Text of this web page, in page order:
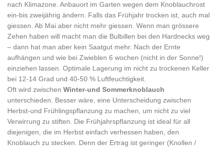
nach Klimazone. Anbauort im Garten wegen dem Knoblauchrost
ein-bis zweijährig ändern. Falls das Frühjahr trocken ist, auch mal
giessen. Ab Mai aber nicht mehr giessen. Wenn man grössere
Zehen haben will macht man die Bulbillen bei den Hardnecks weg
– dann hat man aber kein Saatgut mehr. Nach der Ernte
aufhängen und wie bei Zwieblen 6 wochen (nicht in der Sonne!)
einziehen lassen. Optimale Lagerung im nicht zu trockenen Keller
bei 12-14 Grad und 40-50 % Luftfeuchtigkeit.
Oft wird zwischen Winter-und Sommerknoblauch
unterschieden. Besser wäre, eine Unterscheidung zwischen
Herbst-und Frühlingspflanzung zu machen, um nicht zu viel
Verwirrung zu stiften. Die Frühjahrspflanzung ist ideal für all
diejenigen, die im Herbst einfach verhessen haben, den
Knoblauch zu stecken. Denn der Ertrag ist geringer (Knollen /